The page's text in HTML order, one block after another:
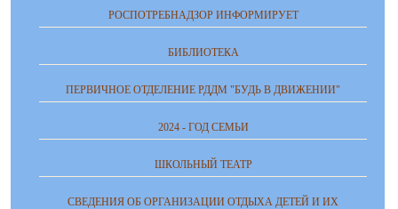
РОСПОТРЕБНАДЗОР ИНФОРМИРУЕТ
БИБЛИОТЕКА
ПЕРВИЧНОЕ ОТДЕЛЕНИЕ РДДМ "БУДЬ В ДВИЖЕНИИ"
2024 - ГОД СЕМЬИ
ШКОЛЬНЫЙ ТЕАТР
СВЕДЕНИЯ ОБ ОРГАНИЗАЦИИ ОТДЫХА ДЕТЕЙ И ИХ